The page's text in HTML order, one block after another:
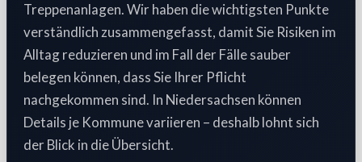
Treppenanlagen. Wir haben die wichtigsten Punkte
verständlich zusammengefasst, damit Sie Risiken im
Alltag reduzieren und im Fall der Fälle sauber
belegen können, dass Sie Ihrer Pflicht
nachgekommen sind. In Niedersachsen können
Details je Kommune variieren – deshalb lohnt sich
der Blick in die Übersicht.